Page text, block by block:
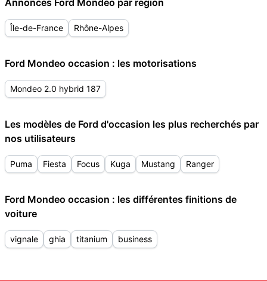
Annonces Ford Mondeo par région
Île-de-France Rhône-Alpes
Ford Mondeo occasion : les motorisations
Mondeo 2.0 hybrid 187
Les modèles de Ford d'occasion les plus recherchés par
nos utilisateurs
Puma Fiesta Focus Kuga Mustang Ranger
Ford Mondeo occasion : les différentes finitions de
voiture
vignale ghia titanium business